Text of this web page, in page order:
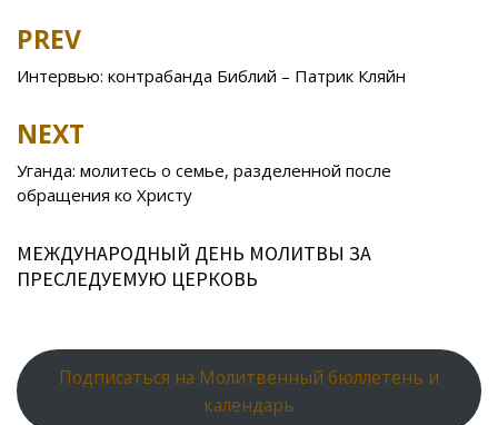
b
o
o
k
kl
as
ni
ki
u
r
al
st u A
p
Post
navigation
PREV
Интервью: контрабанда Библий – Патрик Кляйн
NEXT
Уганда: молитесь о семье, разделенной после
обращения ко Христу
МЕЖДУНАРОДНЫЙ ДЕНЬ МОЛИТВЫ ЗА
ПРЕСЛЕДУЕМУЮ ЦЕРКОВЬ
Подписаться на Молитвенный бюллетень и
календарь